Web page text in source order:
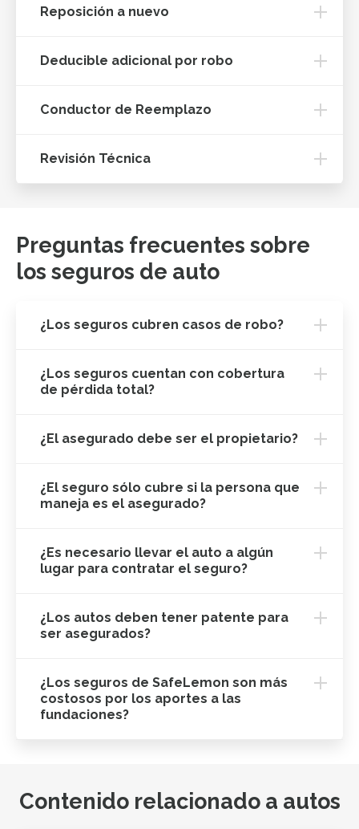
Reposición a nuevo
Deducible adicional por robo
Conductor de Reemplazo
Revisión Técnica
Preguntas frecuentes sobre
los seguros de auto
¿Los seguros cubren casos de robo?
¿Los seguros cuentan con cobertura
de pérdida total?
¿El asegurado debe ser el propietario?
¿El seguro sólo cubre si la persona que
maneja es el asegurado?
¿Es necesario llevar el auto a algún
lugar para contratar el seguro?
¿Los autos deben tener patente para
ser asegurados?
¿Los seguros de SafeLemon son más
costosos por los aportes a las
fundaciones?
Contenido relacionado a autos